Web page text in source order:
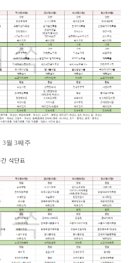
3월 3째주